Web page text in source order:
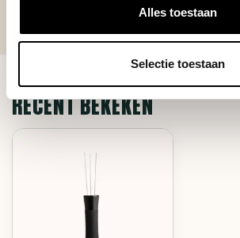
Alles toestaan
Selectie toestaan
RECENT BEKEKEN